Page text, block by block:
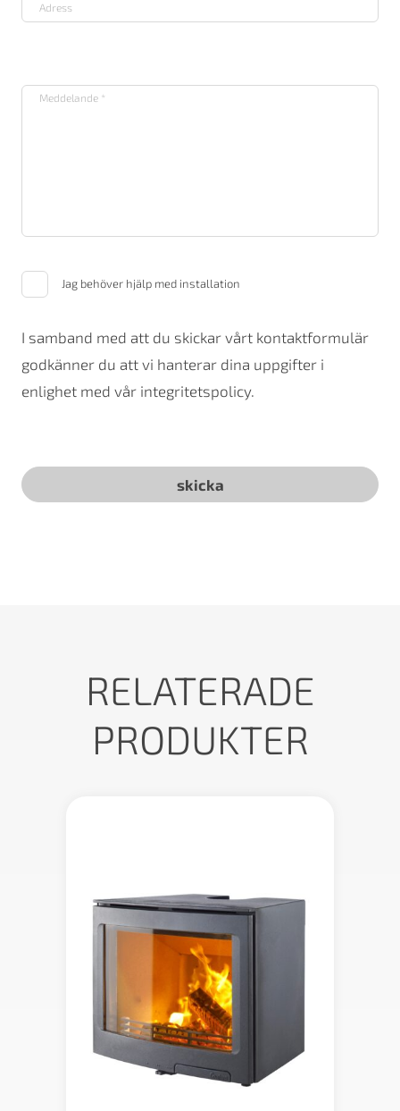
Jag behöver hjälp med installation
I samband med att du skickar vårt kontaktformulär
godkänner du att vi hanterar dina uppgifter i
enlighet med vår integritetspolicy.
RELATERADE
PRODUKTER